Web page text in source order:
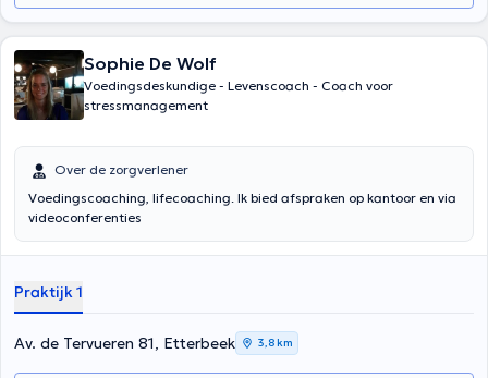
Sophie De Wolf
Voedingsdeskundige - Levenscoach - Coach voor
stressmanagement
Over de zorgverlener
Voedingscoaching, lifecoaching. Ik bied afspraken op kantoor en via
videoconferenties
Praktijk 1
Av. de Tervueren 81, Etterbeek 3,8 km